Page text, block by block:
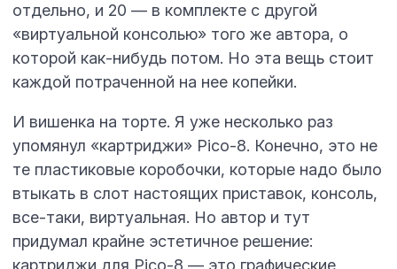
отдельно, и 20 — в комплекте с другой
«виртуальной консолью» того же автора, о
которой как-нибудь потом. Но эта вещь стоит
каждой потраченной на нее копейки.
И вишенка на торте. Я уже несколько раз
упомянул «картриджи» Pico-8. Конечно, это не
те пластиковые коробочки, которые надо было
втыкать в слот настоящих приставок, консоль,
все-таки, виртуальная. Но автор и тут
придумал крайне эстетичное решение:
картриджи для Pico-8 — это графические